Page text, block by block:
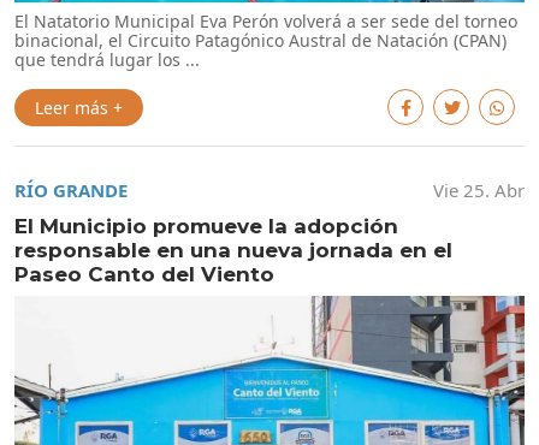
El Natatorio Municipal Eva Perón volverá a ser sede del torneo
binacional, el Circuito Patagónico Austral de Natación (CPAN)
que tendrá lugar los ...
Leer más +
RÍO GRANDE
Vie 25. Abr
El Municipio promueve la adopción
responsable en una nueva jornada en el
Paseo Canto del Viento